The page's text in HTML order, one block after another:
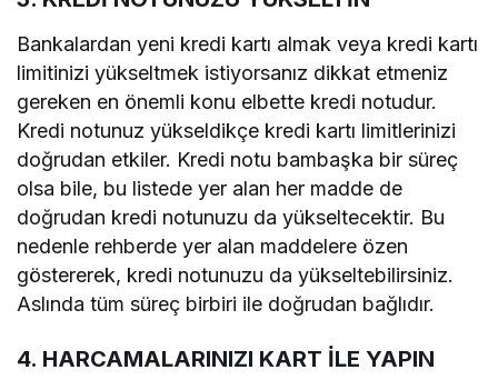
Bankalardan yeni kredi kartı almak veya kredi kartı
limitinizi yükseltmek istiyorsanız dikkat etmeniz
gereken en önemli konu elbette kredi notudur.
Kredi notunuz yükseldikçe kredi kartı limitlerinizi
doğrudan etkiler. Kredi notu bambaşka bir süreç
olsa bile, bu listede yer alan her madde de
doğrudan kredi notunuzu da yükseltecektir. Bu
nedenle rehberde yer alan maddelere özen
göstererek, kredi notunuzu da yükseltebilirsiniz.
Aslında tüm süreç birbiri ile doğrudan bağlıdır.
4. HARCAMALARINIZI KART İLE YAPIN